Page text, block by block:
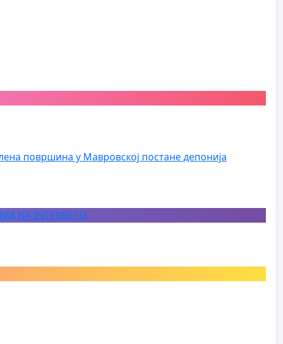
површина у Мавровској постане депонија
NA INTERNETU